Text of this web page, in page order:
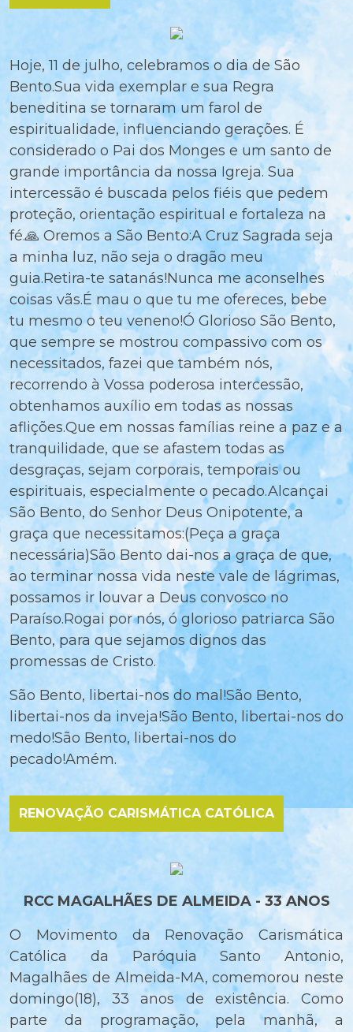
Hoje, 11 de julho, celebramos o dia de São
Bento.Sua vida exemplar e sua Regra
beneditina se tornaram um farol de
espiritualidade, influenciando gerações. É
considerado o Pai dos Monges e um santo de
grande importância da nossa Igreja. Sua
intercessão é buscada pelos fiéis que pedem
proteção, orientação espiritual e fortaleza na
fé.🙏 Oremos a São Bento:A Cruz Sagrada seja
a minha luz, não seja o dragão meu
guia.Retira-te satanás!Nunca me aconselhes
coisas vãs.É mau o que tu me ofereces, bebe
tu mesmo o teu veneno!Ó Glorioso São Bento,
que sempre se mostrou compassivo com os
necessitados, fazei que também nós,
recorrendo à Vossa poderosa intercessão,
obtenhamos auxílio em todas as nossas
aflições.Que em nossas famílias reine a paz e a
tranquilidade, que se afastem todas as
desgraças, sejam corporais, temporais ou
espirituais, especialmente o pecado.Alcançai
São Bento, do Senhor Deus Onipotente, a
graça que necessitamos:(Peça a graça
necessária)São Bento dai-nos a graça de que,
ao terminar nossa vida neste vale de lágrimas,
possamos ir louvar a Deus convosco no
Paraíso.Rogai por nós, ó glorioso patriarca São
Bento, para que sejamos dignos das
promessas de Cristo.
São Bento, libertai-nos do mal!São Bento,
libertai-nos da inveja!São Bento, libertai-nos do
medo!São Bento, libertai-nos do
pecado!Amém.
RENOVAÇÃO CARISMÁTICA CATÓLICA
RCC MAGALHÃES DE ALMEIDA - 33 ANOS
O Movimento da Renovação Carismática
Católica da Paróquia Santo Antonio,
Magalhães de Almeida-MA, comemorou neste
domingo(18), 33 anos de existência. Como
parte da programação, pela manhã, a